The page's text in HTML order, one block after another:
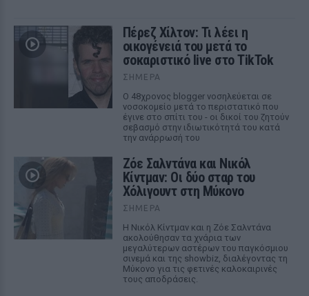
Πέρεζ Χίλτον: Τι λέει η
οικογένειά του μετά το
σοκαριστικό live στο TikTok
ΣΉΜΕΡΑ
Ο 48χρονος blogger νοσηλεύεται σε
νοσοκομείο μετά το περιστατικό που
έγινε στο σπίτι του - οι δικοί του ζητούν
σεβασμό στην ιδιωτικότητά του κατά
την ανάρρωσή του
Ζόε Σαλντάνα και Νικόλ
Κίντμαν: Οι δύο σταρ του
Χόλιγουντ στη Μύκονο
ΣΉΜΕΡΑ
Η Νικόλ Κίντμαν και η Ζόε Σαλντάνα
ακολούθησαν τα χνάρια των
μεγαλύτερων αστέρων του παγκόσμιου
σινεμά και της showbiz, διαλέγοντας τη
Μύκονο για τις φετινές καλοκαιρινές
τους αποδράσεις.